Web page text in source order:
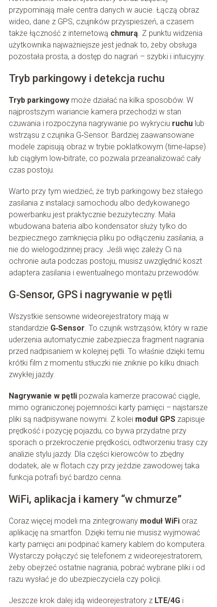
przypominają małe centra danych w aucie. Łączą obraz
wideo, dane z GPS, czujników przyspieszeń, a czasem
także łączność z internetową chmurą. Z punktu widzenia
użytkownika najważniejsze jest jednak to, żeby obsługa
pozostała prosta, a dostęp do nagrań – szybki i intuicyjny.
Tryb parkingowy i detekcja ruchu
Tryb parkingowymoże działać na kilka sposobów. W
najprostszym wariancie kamera przechodzi w stan
czuwania i rozpoczyna nagrywanie po wykryciu ruchulub
wstrząsu z czujnika G‑Sensor. Bardziej zaawansowane
modele zapisują obraz w trybie poklatkowym (time‑lapse)
lub ciągłym low‑bitrate, co pozwala przeanalizować cały
czas postoju.
Warto przy tym wiedzieć, że tryb parkingowy bez stałego
zasilania z instalacji samochodu albo dedykowanego
powerbanku jest praktycznie bezużyteczny. Mała
wbudowana bateria albo kondensator służy tylko do
bezpiecznego zamknięcia pliku po odłączeniu zasilania, a
nie do wielogodzinnej pracy. Jeśli więc zależy Ci na
ochronie auta podczas postoju, musisz uwzględnić koszt
adaptera zasilania i ewentualnego montażu przewodów.
G‑Sensor, GPS i nagrywanie w pętli
Wszystkie sensowne wideorejestratory mają w
standardzie G‑Sensor. To czujnik wstrząsów, który w razie
uderzenia automatycznie zabezpiecza fragment nagrania
przed nadpisaniem w kolejnej pętli. To właśnie dzięki temu
krótki film z momentu stłuczki nie zniknie po kilku dniach
zwykłej jazdy.
Nagrywanie w pętlipozwala kamerze pracować ciągle,
mimo ograniczonej pojemności karty pamięci – najstarsze
pliki są nadpisywane nowymi. Z kolei moduł GPSzapisuje
prędkość i pozycję pojazdu, co bywa przydatne przy
sporach o przekroczenie prędkości, odtworzeniu trasy czy
analizie stylu jazdy. Dla części kierowców to zbędny
dodatek, ale w flotach czy przy jeździe zawodowej taka
funkcja potrafi być bardzo cenna.
WiFi, aplikacja i kamery “w chmurze”
Coraz więcej modeli ma zintegrowany moduł WiFioraz
aplikację na smartfon. Dzięki temu nie musisz wyjmować
karty pamięci ani podpinać kamery kablem do komputera.
Wystarczy połączyć się telefonem z wideorejestratorem,
żeby obejrzeć ostatnie nagrania, pobrać wybrane pliki i od
razu wysłać je do ubezpieczyciela czy policji.
Jeszcze krok dalej idą wideorejestratory z LTE/4Gi